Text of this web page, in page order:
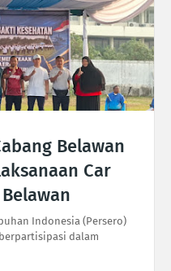
Belawan
Car
Indonesia (Persero)
dalam